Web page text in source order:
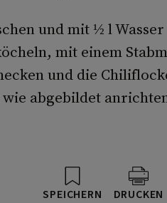
und mit ½ l
mit einem
und die
abgebildet
SPEICHERN DRUCKEN